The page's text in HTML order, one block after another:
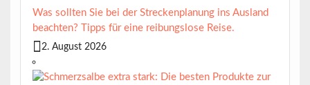
Was sollten Sie bei der Streckenplanung ins Ausland
beachten? Tipps für eine reibungslose Reise.
2. August 2026